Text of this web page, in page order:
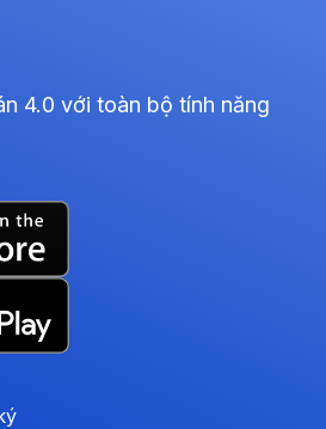
4.0 với toàn bộ tính năng